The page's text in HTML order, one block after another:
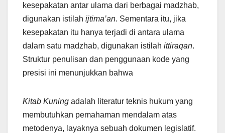
kesepakatan antar ulama dari berbagai madzhab,
digunakan istilah ijtima’an. Sementara itu, jika
kesepakatan itu hanya terjadi di antara ulama
dalam satu madzhab, digunakan istilah ittiraqan.
Struktur penulisan dan penggunaan kode yang
presisi ini menunjukkan bahwa
Kitab Kuning adalah literatur teknis hukum yang
membutuhkan pemahaman mendalam atas
metodenya, layaknya sebuah dokumen legislatif.